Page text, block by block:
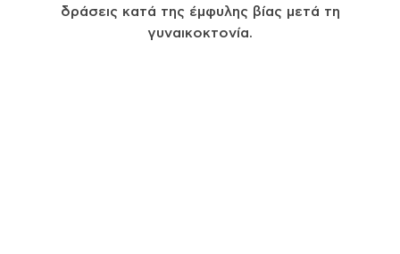
δράσεις κατά της έμφυλης βίας μετά τη
γυναικοκτονία.